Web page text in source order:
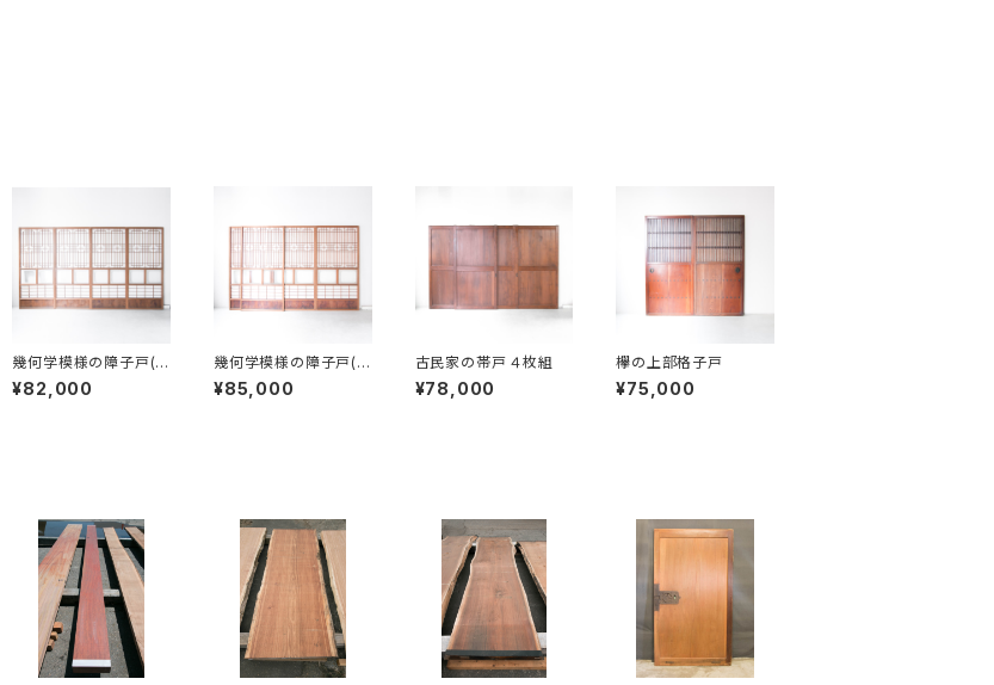
幾何学模様の障子戸(7
65mm) ４枚組
¥82,000
幾何学模様の障子戸(8
93mm) ４枚組
¥85,000
古民家の帯戸 ４枚組
¥78,000
欅の上部格子戸
¥75,000